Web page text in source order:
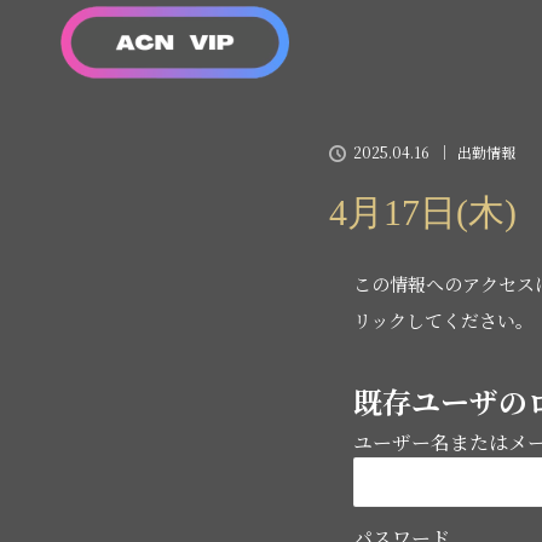
2025.04.16 出勤情報
4月17日(木
この情報へのアクセ
リックしてください。
既存ユーザの
ユーザー名またはメ